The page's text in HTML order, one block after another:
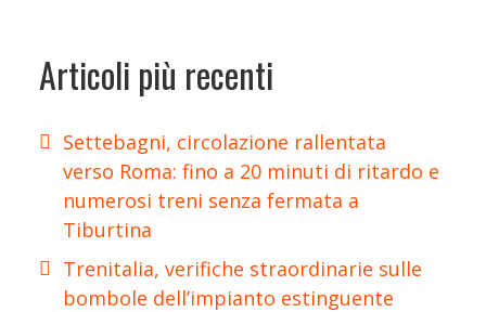
Articoli più recenti
Settebagni, circolazione rallentata
verso Roma: fino a 20 minuti di ritardo e
numerosi treni senza fermata a
Tiburtina
Trenitalia, verifiche straordinarie sulle
bombole dell’impianto estinguente